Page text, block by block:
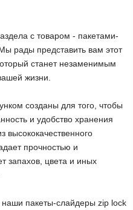
с товаром - пакетами-
рады представить вам этот
станет незаменимым
жизни.
созданы для того, чтобы
и удобство хранения
высококачественного
прочностью и
запахов, цвета и иных
наши пакеты-слайдеры zip lock